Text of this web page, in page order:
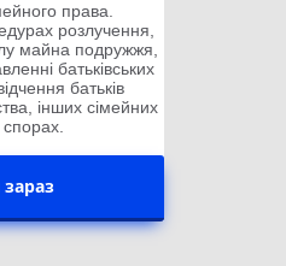
права.
розлучення,
майна подружжя,
батьківських
батьків
інших сімейних